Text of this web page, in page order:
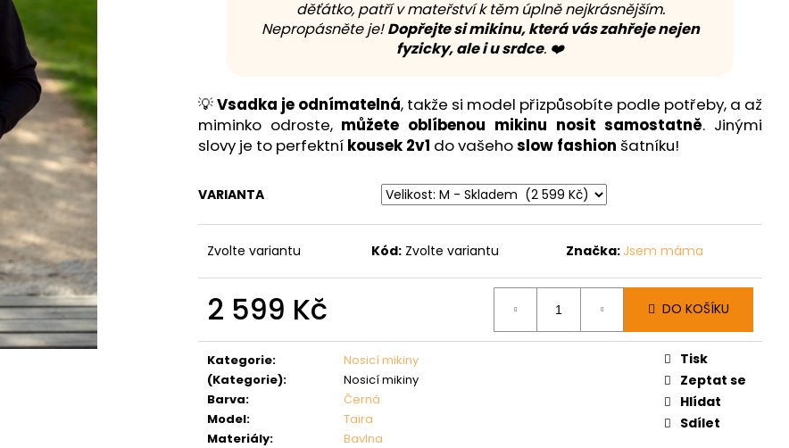
děťátko, patří v mateřství k těm úplně nejkrásnějším.
Nepropásněte je!Dopřejte si mikinu, která vás zahřeje nejen
fyzicky, ale i u srdce. ❤️
💡Vsadka je odnímatelná, takže si model přizpůsobíte podle potřeby, a až
miminko odroste, můžete oblíbenou mikinu nosit samostatně. Jinými
slovy je to perfektní kousek 2v1 do vašehoslow fashion šatníku!
VARIANTA
Zvolte variantu Kód: Zvolte variantu Značka: Jsem máma
2 599 Kč
cena:
DO KOŠÍKU
Kategorie:
Nosicí mikiny
(Kategorie):
Nosicí mikiny
Barva:
Černá
Model:
Taira
Materiály:
Bavlna
Tisk
Zeptat se
Hlídat
Sdílet